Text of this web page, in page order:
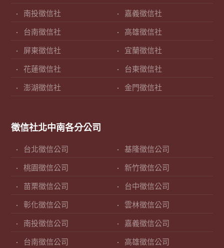
南投徵信社 嘉義徵信社
台南徵信社 高雄徵信社
屏東徵信社 宜蘭徵信社
花蓮徵信社 台東徵信社
澎湖徵信社 金門徵信社
徵信社北中南各分公司
台北徵信公司 基隆徵信公司
桃園徵信公司 新竹徵信公司
苗栗徵信公司 台中徵信公司
彰化徵信公司 雲林徵信公司
南投徵信公司 嘉義徵信公司
台南徵信公司 高雄徵信公司